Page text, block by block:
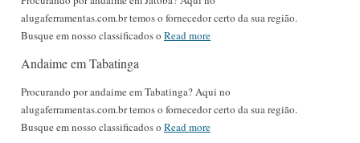
alugaferramentas.com.br temos o fornecedor certo da sua região.
Busque em nosso classificados o Read more
Andaime em Tabatinga
Procurando por andaime em Tabatinga? Aqui no
alugaferramentas.com.br temos o fornecedor certo da sua região.
Busque em nosso classificados o Read more